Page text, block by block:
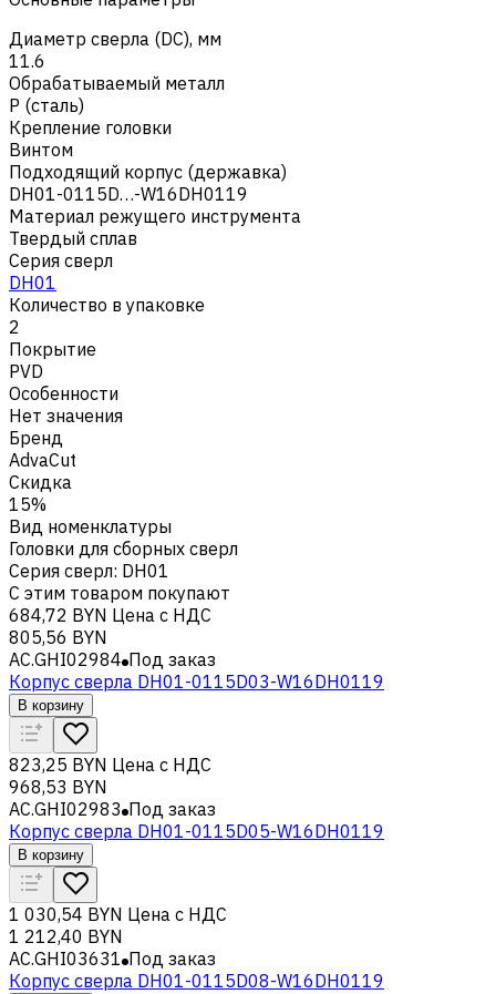
Диаметр сверла (DC), мм
11.6
Обрабатываемый металл
Р (сталь)
Крепление головки
Винтом
Подходящий корпус (державка)
DH01-0115D…-W16DH0119
Материал режущего инструмента
Твердый сплав
Серия сверл
DH01
Количество в упаковке
2
Покрытие
PVD
Особенности
Нет значения
Бренд
AdvaCut
Скидка
15%
Вид номенклатуры
Головки для сборных сверл
Серия сверл: DH01
С этим товаром покупают
684,72 BYN Цена с НДС
805,56 BYN
AC.GHI02984 Под заказ
Корпус сверла DH01-0115D03-W16DH0119
В корзину
823,25 BYN Цена с НДС
968,53 BYN
AC.GHI02983 Под заказ
Корпус сверла DH01-0115D05-W16DH0119
В корзину
1 030,54 BYN Цена с НДС
1 212,40 BYN
AC.GHI03631 Под заказ
Корпус сверла DH01-0115D08-W16DH0119